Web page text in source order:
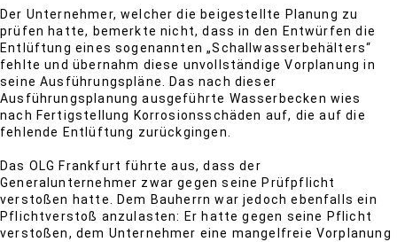
Der Unternehmer, welcher die beigestellte Planung zu
prüfen hatte, bemerkte nicht, dass in den Entwürfen die
Entlüftung eines sogenannten „Schallwasserbehälters“
fehlte und übernahm diese unvollständige Vorplanung in
seine Ausführungspläne. Das nach dieser
Ausführungsplanung ausgeführte Wasserbecken wies
nach Fertigstellung Korrosionsschäden auf, die auf die
fehlende Entlüftung zurückgingen.
Das OLG Frankfurt führte aus, dass der
Generalunternehmer zwar gegen seine Prüfpflicht
verstoßen hatte. Dem Bauherrn war jedoch ebenfalls ein
Pflichtverstoß anzulasten: Er hatte gegen seine Pflicht
verstoßen, dem Unternehmer eine mangelfreie Vorplanung